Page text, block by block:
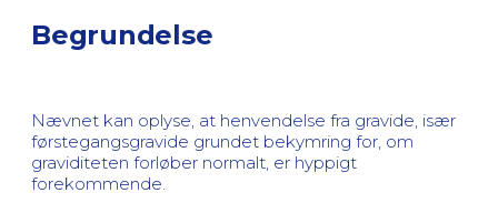
Begrundelse
Nævnet kan oplyse, at henvendelse fra gravide, især
førstegangsgravide grundet bekymring for, om
graviditeten forløber normalt, er hyppigt
forekommende.